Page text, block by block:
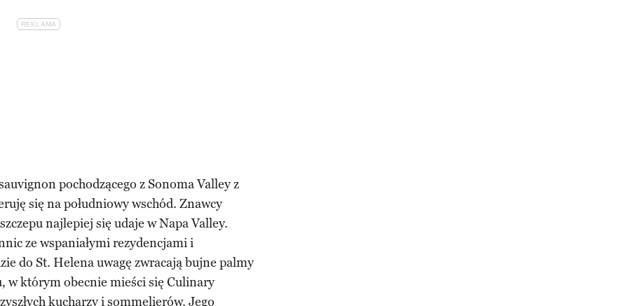
pochodzącego z Sonoma Valley z
się na południowy wschód. Znawcy
najlepiej się udaje w Napa Valley.
ze wspaniałymi rezydencjami i
do St. Helena uwagę zwracają bujne palmy
w którym obecnie mieści się Culinary
kucharzy i sommelierów. Jego